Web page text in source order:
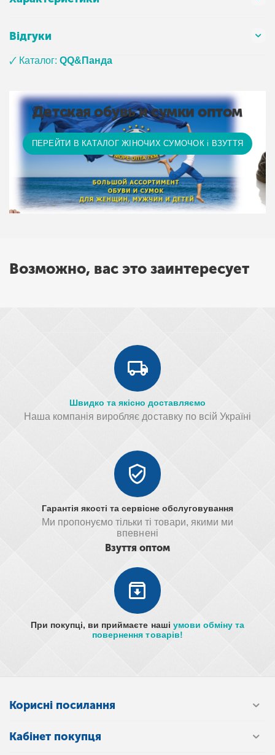
Відгуки
🗸 Каталог:QQ&Панда
Детская обувь и сумки оптом
ПЕРЕЙТИ В КАТАЛОГ ЖІНОЧИХ СУМОЧОК і ВЗУТТЯ
Возможно, вас это заинтересует
Швидко та якісно доставляємо
Наша компанія виробляє доставку по всій Україні
Гарантія якості та сервісне обслуговування
Ми пропонуємо тільки ті товари, якими ми
впевнені
Взуття оптом
При покупці, ви приймаєте наші умови обміну та
повернення товарів!
Корисні посилання
Кабінет покупця